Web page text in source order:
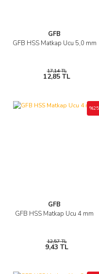
GFB
GFB HSS Matkap Ucu 5,0 mm
17,14 TL
12,85 TL
GFB
GFB HSS Matkap Ucu 4 mm
%25
12,57 TL
9,43 TL